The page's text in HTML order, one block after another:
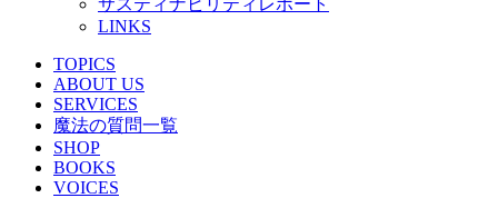
サスティナビリティレポート
LINKS
TOPICS
ABOUT US
SERVICES
魔法の質問一覧
SHOP
BOOKS
VOICES